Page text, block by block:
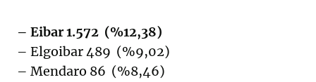
– Eibar 1.572 (%12,38)
– Elgoibar 489 (%9,02)
– Mendaro 86 (%8,46)